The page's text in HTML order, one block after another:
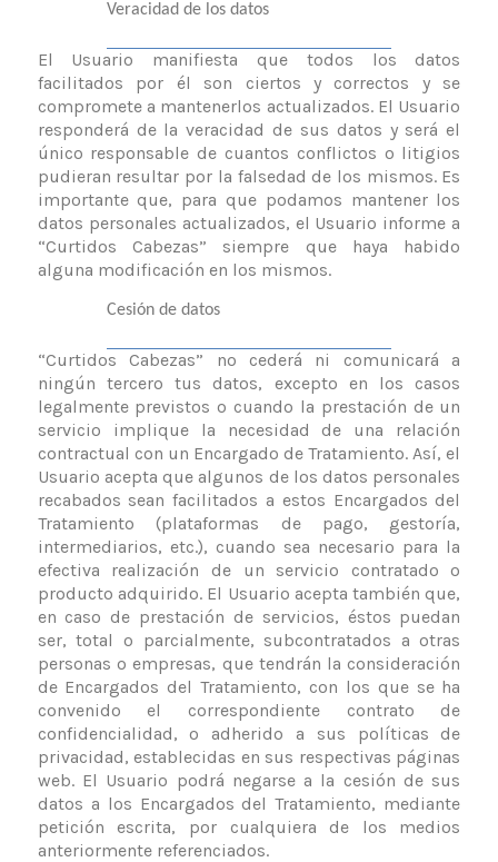
Veracidad de los datos
El Usuario manifiesta que todos los datos
facilitados por él son ciertos y correctos y se
compromete a mantenerlos actualizados. El Usuario
responderá de la veracidad de sus datos y será el
único responsable de cuantos conflictos o litigios
pudieran resultar por la falsedad de los mismos. Es
importante que, para que podamos mantener los
datos personales actualizados, el Usuario informe a
“Curtidos Cabezas” siempre que haya habido
alguna modificación en los mismos.
Cesión de datos
“Curtidos Cabezas” no cederá ni comunicará a
ningún tercero tus datos, excepto en los casos
legalmente previstos o cuando la prestación de un
servicio implique la necesidad de una relación
contractual con un Encargado de Tratamiento. Así, el
Usuario acepta que algunos de los datos personales
recabados sean facilitados a estos Encargados del
Tratamiento (plataformas de pago, gestoría,
intermediarios, etc.), cuando sea necesario para la
efectiva realización de un servicio contratado o
producto adquirido. El Usuario acepta también que,
en caso de prestación de servicios, éstos puedan
ser, total o parcialmente, subcontratados a otras
personas o empresas, que tendrán la consideración
de Encargados del Tratamiento, con los que se ha
convenido el correspondiente contrato de
confidencialidad, o adherido a sus políticas de
privacidad, establecidas en sus respectivas páginas
web. El Usuario podrá negarse a la cesión de sus
datos a los Encargados del Tratamiento, mediante
petición escrita, por cualquiera de los medios
anteriormente referenciados.